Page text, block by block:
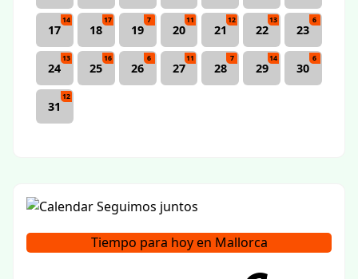
17
14
18
17
19
7
20
11
21
12
22
13
23
6
24
13
25
16
26
6
27
11
28
7
29
14
30
6
31
12
Tiempo para hoy en Mallorca